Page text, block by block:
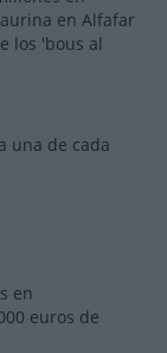
en Alfafar
los 'bous al
una de cada
en
euros de